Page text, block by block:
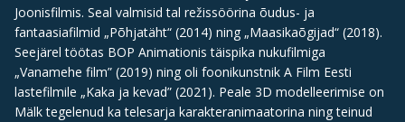
Joonisfilmis. Seal valmisid tal režissöörina õudus- ja
fantaasiafilmid „Põhjatäht“ (2014) ning „Maasikaõgijad“ (2018).
Seejärel töötas BOP Animationis täispika nukufilmiga
„Vanamehe film” (2019) ning oli foonikunstnik A Film Eesti
lastefilmile „Kaka ja kevad” (2021). Peale 3D modelleerimise on
Mälk tegelenud ka telesarja karakteranimaatorina ning teinud